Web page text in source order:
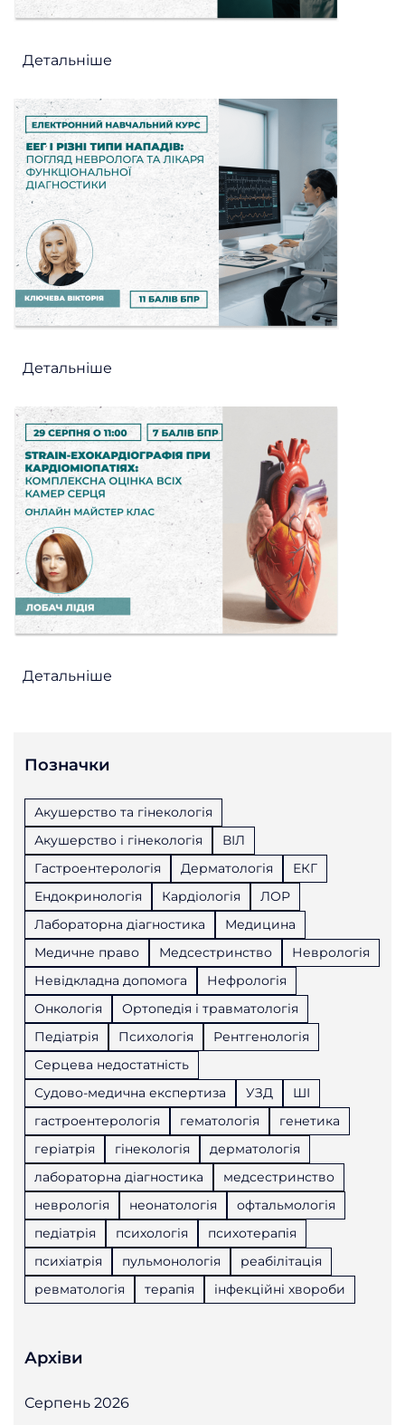
Детальніше
Детальніше
Детальніше
Позначки
Акушерство та гінекологія
Акушерство і гінекологія
ВІЛ
Гастроентерологія
Дерматологія
ЕКГ
Ендокринологія
Кардіологія
ЛОР
Лабораторна діагностика
Медицина
Медичне право
Медсестринство
Неврологія
Невідкладна допомога
Нефрологія
Онкологія
Ортопедія і травматологія
Педіатрія
Психологія
Рентгенологія
Серцева недостатність
Судово-медична експертиза
УЗД
ШІ
гастроентерологія
гематологія
генетика
геріатрія
гінекологія
дерматологія
лабораторна діагностика
медсестринство
неврологія
неонатологія
офтальмологія
педіатрія
психологія
психотерапія
психіатрія
пульмонологія
реабілітація
ревматологія
терапія інфекційні хвороби
Архіви
Серпень 2026